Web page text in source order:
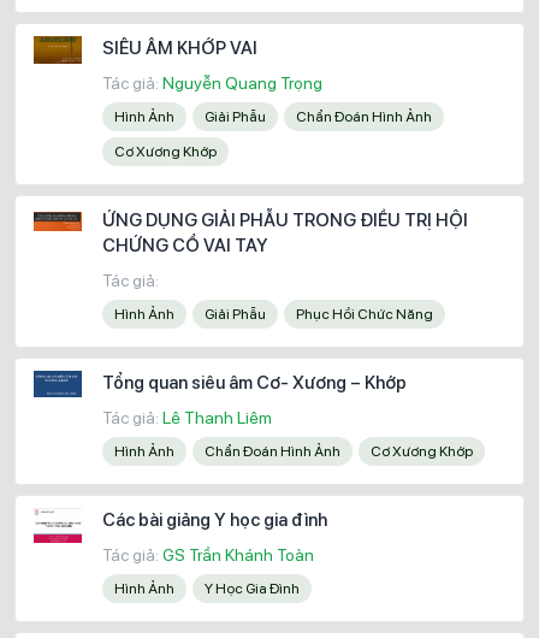
SIÊU ÂM KHỚP VAI
Tác giả: Nguyễn Quang Trọng
Hình Ảnh Giải Phẫu Chẩn Đoán Hình Ảnh
Cơ Xương Khớp
ỨNG DỤNG GIẢI PHẪU TRONG ĐIỀU TRỊ HỘI
CHỨNG CỔ VAI TAY
Tác giả:
Hình Ảnh Giải Phẫu Phục Hồi Chức Năng
Tổng quan siêu âm Cơ- Xương – Khớp
Tác giả: Lê Thanh Liêm
Hình Ảnh Chẩn Đoán Hình Ảnh Cơ Xương Khớp
Các bài giảng Y học gia đình
Tác giả: GS Trần Khánh Toàn
Hình Ảnh Y Học Gia Đình